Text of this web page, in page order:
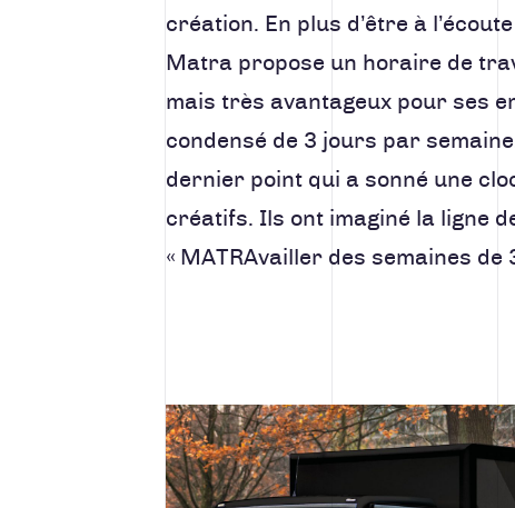
création. En plus d’être à
Matra propose un horaire de
mais très avantageux pour ses
condensé de 3 jours par
dernier point qui a sonné une
créatifs. Ils ont imaginé la ligne
« MATRAvailler des semaines de